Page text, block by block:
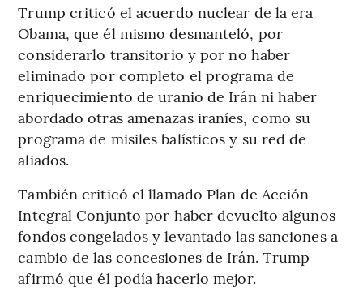
Trump criticó el acuerdo nuclear de la era
Obama, que él mismo desmanteló, por
considerarlo transitorio y por no haber
eliminado por completo el programa de
enriquecimiento de uranio de Irán ni haber
abordado otras amenazas iraníes, como su
programa de misiles balísticos y su red de
aliados.
También criticó el llamado Plan de Acción
Integral Conjunto por haber devuelto algunos
fondos congelados y levantado las sanciones a
cambio de las concesiones de Irán. Trump
afirmó que él podía hacerlo mejor.